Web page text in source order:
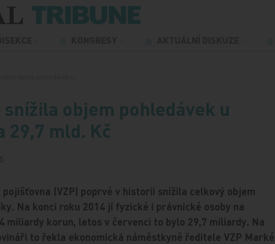
snížila objem pohledávek u
29,7 mld. Kč
(VZP) poprvé v historii snížila celkový objem
Na konci roku 2014 jí fyzické i právnické osoby na
miliardy korun, letos v červenci to bylo 29,7 miliardy. Na
to řekla ekonomická náměstkyně ředitele VZP